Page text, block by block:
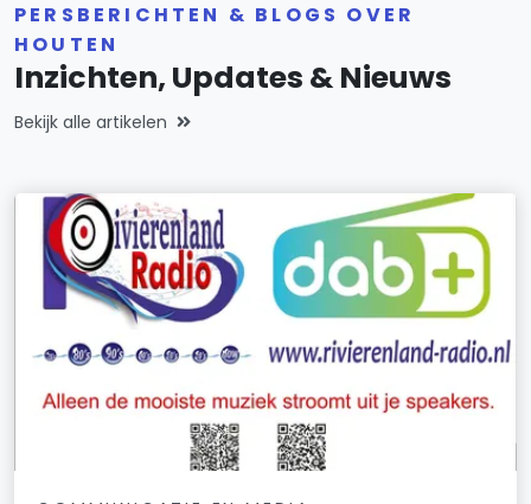
PERSBERICHTEN & BLOGS OVER
HOUTEN
Inzichten, Updates & Nieuws
Bekijk alle artikelen